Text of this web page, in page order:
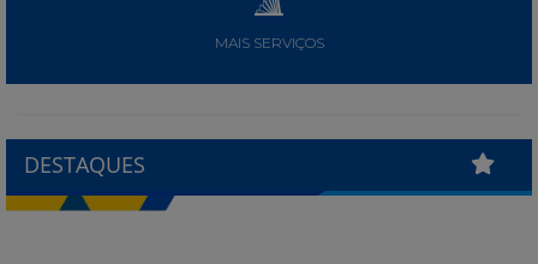
MAIS SERVIÇOS
DESTAQUES